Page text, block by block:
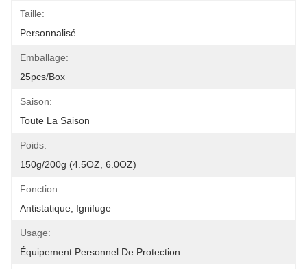
Taille:
Personnalisé
Emballage:
25pcs/box
Saison:
Toute La Saison
Poids:
150g/200g (4.5OZ, 6.0OZ)
Fonction:
Antistatique, Ignifuge
Usage:
Équipement Personnel De Protection